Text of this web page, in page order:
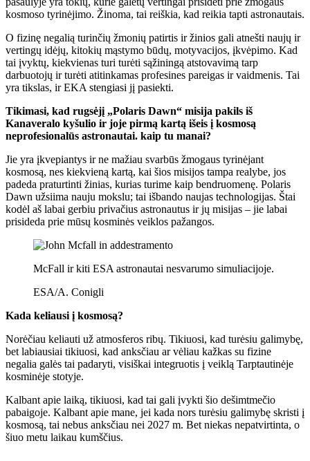
kosmoso tyrinėjimo. Žinoma, tai reiškia, kad reikia tapti astronautais.
O fizinę negalią turinčių žmonių patirtis ir žinios gali atnešti naujų ir
vertingų idėjų, kitokių mąstymo būdų, motyvacijos, įkvėpimo. Kad
tai įvyktų, kiekvienas turi turėti sąžiningą atstovavimą tarp
darbuotojų ir turėti atitinkamas profesines pareigas ir vaidmenis. Tai
yra tikslas, ir EKA stengiasi jį pasiekti.
Tikimasi, kad rugsėjį „Polaris Dawn“ misija pakils iš
Kanaveralo kyšulio ir joje pirmą kartą išeis į kosmosą
neprofesionalūs astronautai. kaip tu manai?
Jie yra įkvepiantys ir ne mažiau svarbūs žmogaus tyrinėjant
kosmosą, nes kiekvieną kartą, kai šios misijos tampa realybe, jos
padeda praturtinti žinias, kurias turime kaip bendruomenę. Polaris
Dawn užsiima nauju mokslu; tai išbando naujas technologijas. Štai
kodėl aš labai gerbiu privačius astronautus ir jų misijas – jie labai
prisideda prie mūsų kosminės veiklos pažangos.
McFall ir kiti ESA astronautai nesvarumo simuliacijoje.
ESA/A. Conigli
Kada keliausi į kosmosą?
Norėčiau keliauti už atmosferos ribų. Tikiuosi, kad turėsiu galimybę,
bet labiausiai tikiuosi, kad anksčiau ar vėliau kažkas su fizine
negalia galės tai padaryti, visiškai integruotis į veiklą Tarptautinėje
kosminėje stotyje.
Kalbant apie laiką, tikiuosi, kad tai gali įvykti šio dešimtmečio
pabaigoje. Kalbant apie mane, jei kada nors turėsiu galimybę skristi į
kosmosą, tai nebus anksčiau nei 2027 m. Bet niekas nepatvirtinta, o
šiuo metu laikau kumščius.